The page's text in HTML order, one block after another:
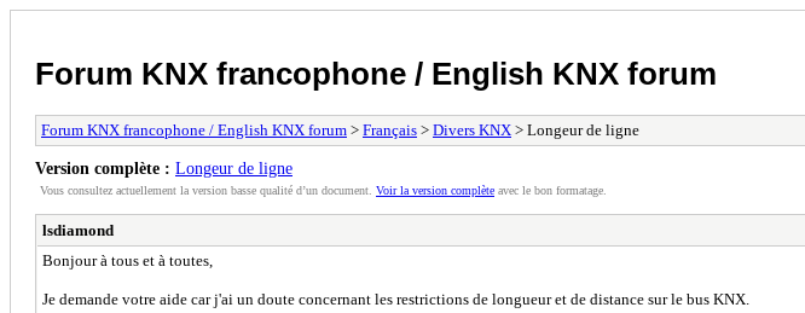
Forum KNX francophone / English KNX forum
Forum KNX francophone / English KNX forum > Français > Divers KNX > Longeur de ligne
Version complète : Longeur de ligne
Vous consultez actuellement la version basse qualité d’un document. Voir la version complète avec le bon formatage.
lsdiamond
Bonjour à tous et à toutes,
Je demande votre aide car j'ai un doute concernant les restrictions de longueur et de distance sur le bus KNX.